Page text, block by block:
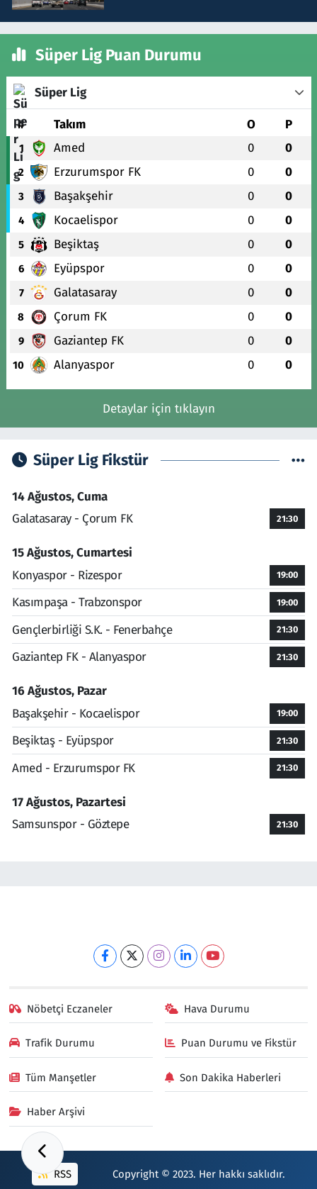
Süper Lig Puan Durumu
Süper Lig
# Takım O P
1 Amed 0 0
2 Erzurumspor FK 0 0
3 Başakşehir 0 0
4 Kocaelispor 0 0
5 Beşiktaş 0 0
6 Eyüpspor 0 0
7 Galatasaray 0 0
8 Çorum FK 0 0
9 Gaziantep FK 0 0
10 Alanyaspor 0 0
Detaylar için tıklayın
Süper Lig Fikstür
14 Ağustos, Cuma
Galatasaray - Çorum FK
21:30
15 Ağustos, Cumartesi
Konyaspor - Rizespor
19:00
Kasımpaşa - Trabzonspor 19:00
Gençlerbirliği S.K. - Fenerbahçe 21:30
Gaziantep FK - Alanyaspor 21:30
16 Ağustos, Pazar
Başakşehir - Kocaelispor
19:00
Beşiktaş - Eyüpspor 21:30
Amed - Erzurumspor FK 21:30
17 Ağustos, Pazartesi
Samsunspor - Göztepe
21:30
Nöbetçi Eczaneler Hava Durumu
Trafik Durumu Puan Durumu ve Fikstür
Tüm Manşetler Son Dakika Haberleri
Haber Arşivi
RSS Copyright © 2023. Her hakkı saklıdır.